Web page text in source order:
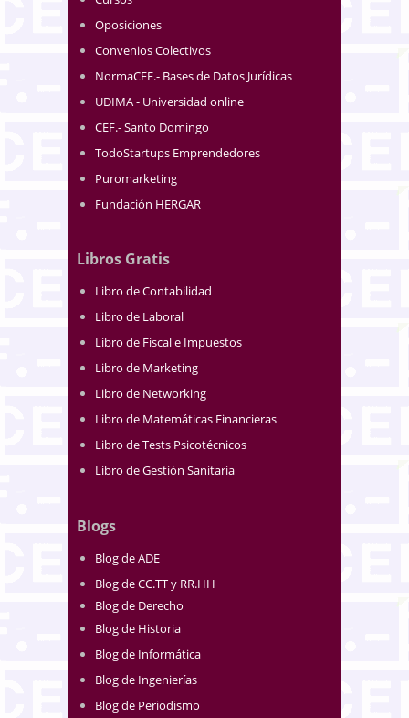
Oposiciones
Convenios Colectivos
NormaCEF.- Bases de Datos Jurídicas
UDIMA - Universidad online
CEF.- Santo Domingo
TodoStartups Emprendedores
Puromarketing
Fundación HERGAR
Libros Gratis
Libro de Contabilidad
Libro de Laboral
Libro de Fiscal e Impuestos
Libro de Marketing
Libro de Networking
Libro de Matemáticas Financieras
Libro de Tests Psicotécnicos
Libro de Gestión Sanitaria
Blogs
Blog de ADE
Blog de CC.TT y RR.HH
Blog de Derecho
Blog de Historia
Blog de Informática
Blog de Ingenierías
Blog de Periodismo